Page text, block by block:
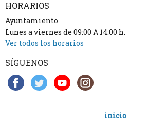
HORARIOS
Ayuntamiento
Lunes a viernes de 09:00 A 14:00 h.
Ver todos los horarios
SÍGUENOS
inicio